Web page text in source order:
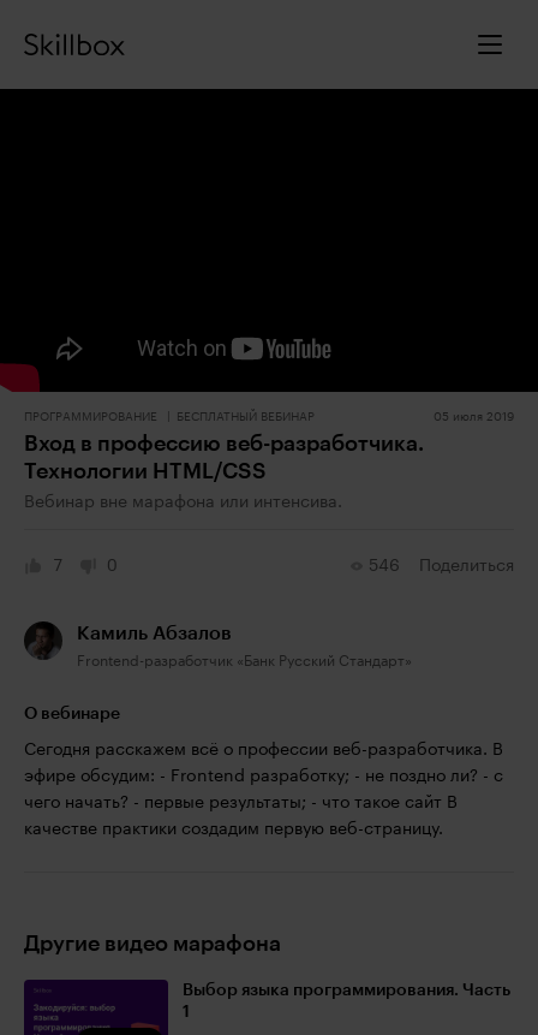
ПРОГРАММИРОВАНИЕ БЕСПЛАТНЫЙ ВЕБИНАР 05 июля 2019
Вход в профессию веб-разработчика.
Технологии HTML/CSS
Вебинар вне марафона или интенсива.
7 0 546 Поделиться
Камиль Абзалов
Frontend-разработчик «Банк Русский Стандарт»
О вебинаре
Сегодня расскажем всё о профессии веб-разработчика. В
эфире обсудим: - Frontend разработку; - не поздно ли? - с
чего начать? - первые результаты; - что такое сайт В
качестве практики создадим первую веб-страницу.
Другие видео марафона
Выбор языка программирования. Часть
1